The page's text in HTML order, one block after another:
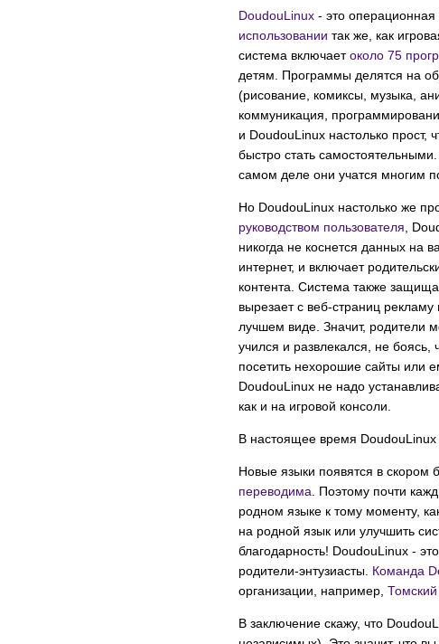
DoudouLinux- это операционная
использовании так же, как
система включаетоколо 75
детям. Программы делятся на
(рисование, комиксы, музыка,
коммуникация,
и DoudouLinux настолько прост,
быстро стать
самом деле они учатся многим
Но DoudouLinux настолько же
руководством пользователя ,
никогда не коснется данных на
интернет, и включает
контента. Система также
вырезает с веб-страниц рекламу
лучшем виде. Значит, родители
учился и развлекался, не боясь,
посетить нехорошие сайты или
DoudouLinux не надо
как и на игровой консоли.
В настоящее время
Новые языки появятся в скором
переводима . Поэтому почти
родном языке к тому моменту,
на родной язык или улучшить
благодарность! DoudouLinux -
родители-энтузиасты. Команда
организации, например, Томский
В заключение скажу, что